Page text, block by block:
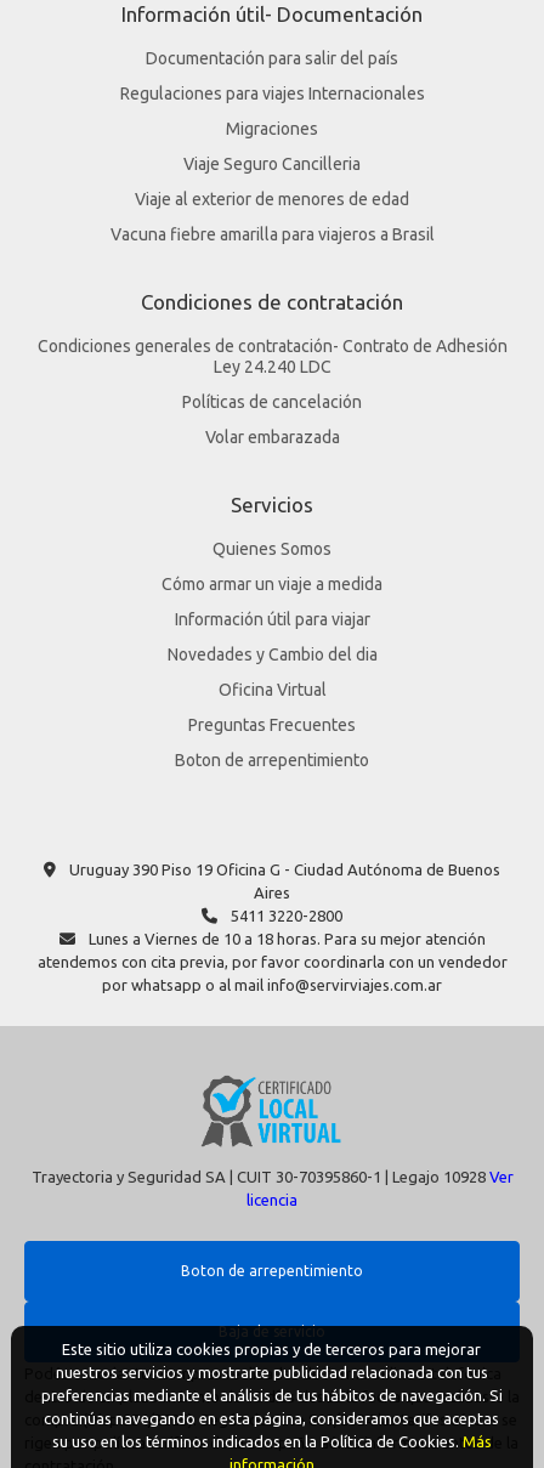
Información útil- Documentación
Documentación para salir del país
Regulaciones para viajes Internacionales
Migraciones
Viaje Seguro Cancilleria
Viaje al exterior de menores de edad
Vacuna fiebre amarilla para viajeros a Brasil
Condiciones de contratación
Condiciones generales de contratación- Contrato de Adhesión
Ley 24.240 LDC
Políticas de cancelación
Volar embarazada
Servicios
Quienes Somos
Cómo armar un viaje a medida
Información útil para viajar
Novedades y Cambio del dia
Oficina Virtual
Preguntas Frecuentes
Boton de arrepentimiento
Uruguay 390 Piso 19 Oficina G - Ciudad Autónoma de Buenos
Aires
5411 3220-2800
Lunes a Viernes de 10 a 18 horas. Para su mejor atención
atendemos con cita previa, por favor coordinarla con un vendedor
por whatsapp o al mail info@servirviajes.com.ar
Trayectoria y Seguridad SA | CUIT 30-70395860-1 | Legajo 10928 Ver
licencia
Boton de arrepentimiento
Baja de servicio
Podés cancelar tus compras realizadas de forma online o telefonica
dentro de un plazo máximo de 10 días desde la fecha que realizaste la
compra (Disp.954/2025). Según decreto 809/2024 las tarifas aéreas se
rigen por política tarifaria de la compañía aérea informada antes de la
Este sitio utiliza cookies propias y de terceros para mejorar
nuestros servicios y mostrarte publicidad relacionada con tus
preferencias mediante el análisis de tus hábitos de navegación. Si
continúas navegando en esta página, consideramos que aceptas
su uso en los términos indicados en la Política de Cookies. Más
información